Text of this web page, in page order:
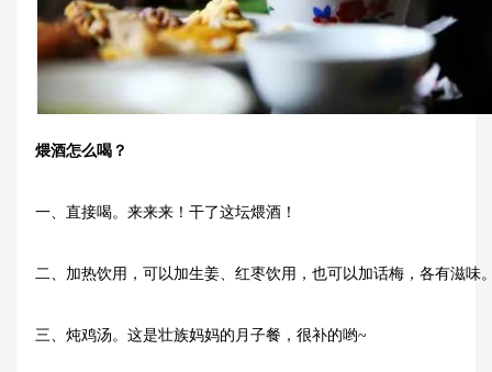
煨酒怎么喝？
一、直接喝。来来来！干了这坛煨酒！
二、加热饮用，可以加生姜、红枣饮用，也可以加话梅，各有滋味
三、炖鸡汤。这是壮族妈妈的月子餐，很补的哟~